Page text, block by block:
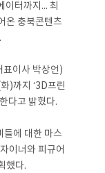
터까지... 최
온 충북콘텐츠
표이사 박상언)
)까지 ‘3D프린
다고 밝혔다.
들에 대한 마스
이너와 피규어
했다.